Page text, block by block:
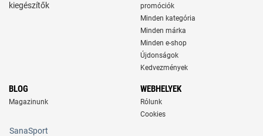
kiegészítők
promóciók
Minden kategória
Minden márka
Minden e-shop
Újdonságok
Kedvezmények
BLOG
Magazinunk
WEBHELYEK
Rólunk
Cookies
SanaSport